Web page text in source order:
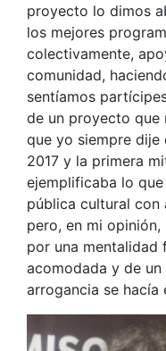
proyecto lo dimos
los mejores
colectivamente,
comunidad,
sentíamos
de un proyecto que
que yo siempre dije
2017 y la primera
ejemplificaba lo
pública cultural con
pero, en mi
por una mentalidad
acomodada y de
arrogancia se hacía